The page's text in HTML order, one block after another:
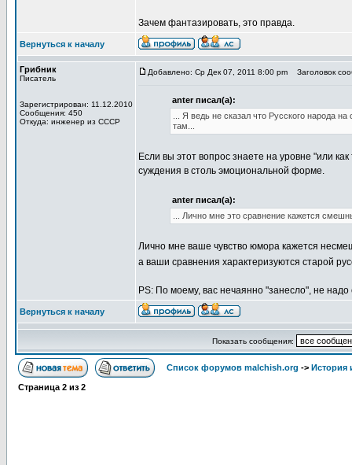
Зачем фантазировать, это правда.
Вернуться к началу
Грибник
Писатель
Зарегистрирован: 11.12.2010
Сообщения: 450
Откуда: инженер из СССР
Добавлено: Ср Дек 07, 2011 8:00 pm Заголовок
anter писал(а):
... Я ведь не сказал что Русского народа
там...
Если вы этот вопрос знаете на уровне "или
суждения в столь эмоциональной форме.
anter писал(а):
... Лично мне это сравнение кажется
Лично мне ваше чувство юмора кажется
а ваши сравнения характеризуются старой
PS: По моему, вас нечаянно "занесло", не
Вернуться к началу
Показать сообщения:
Список форумов malchish.org ->
Страница 2 из 2